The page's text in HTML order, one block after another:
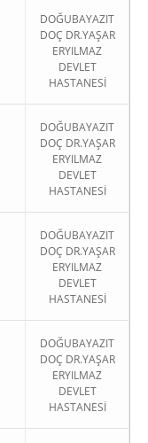
DOĞUBAYAZIT
DOÇ DR.YAŞAR
ERYILMAZ
DEVLET
HASTANESİ
DOĞUBAYAZIT
DOÇ DR.YAŞAR
ERYILMAZ
DEVLET
HASTANESİ
DOĞUBAYAZIT
DOÇ DR.YAŞAR
ERYILMAZ
DEVLET
HASTANESİ
DOĞUBAYAZIT
DOÇ DR.YAŞAR
ERYILMAZ
DEVLET
HASTANESİ